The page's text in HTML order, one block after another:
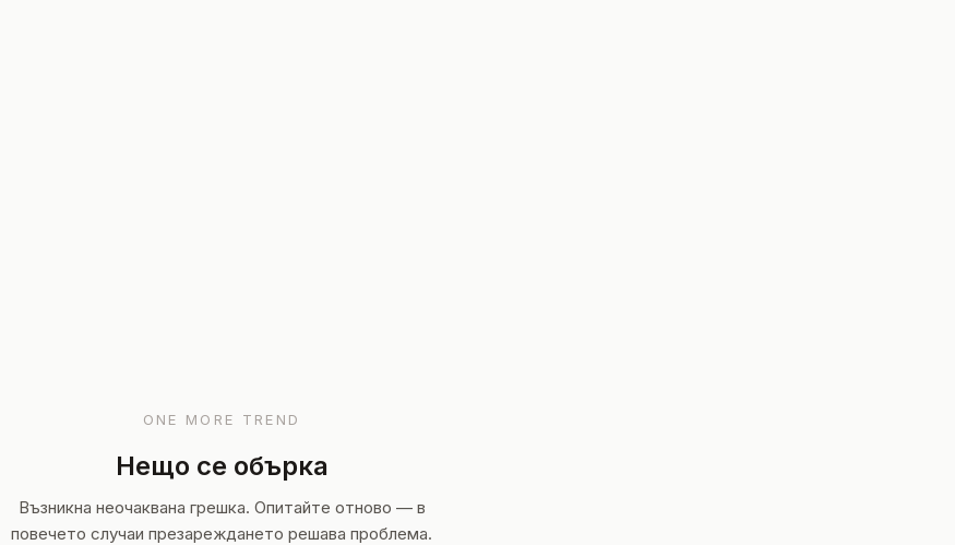
ONE MORE TREND
Нещо се обърка
Възникна неочаквана грешка. Опитайте отново — в
повечето случаи презареждането решава проблема.